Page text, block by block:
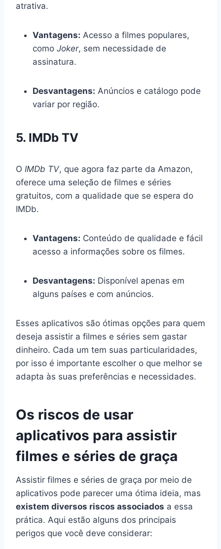
atrativa.
Vantagens: Acesso a filmes populares,
como Joker, sem necessidade de
assinatura.
Desvantagens: Anúncios e catálogo pode
variar por região.
5. IMDb TV
O IMDb TV, que agora faz parte da Amazon,
oferece uma seleção de filmes e séries
gratuitos, com a qualidade que se espera do
IMDb.
Vantagens: Conteúdo de qualidade e fácil
acesso a informações sobre os filmes.
Desvantagens: Disponível apenas em
alguns países e com anúncios.
Esses aplicativos são ótimas opções para quem
deseja assistir a filmes e séries sem gastar
dinheiro. Cada um tem suas particularidades,
por isso é importante escolher o que melhor se
adapta às suas preferências e necessidades.
Os riscos de usar
aplicativos para assistir
filmes e séries de graça
Assistir filmes e séries de graça por meio de
aplicativos pode parecer uma ótima ideia, mas
existem diversos riscos associados a essa
prática. Aqui estão alguns dos principais
perigos que você deve considerar: